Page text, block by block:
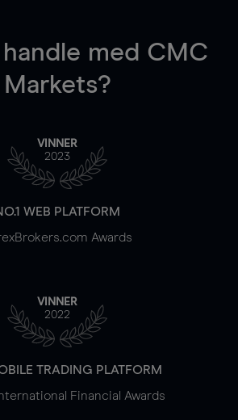
med CMC
Markets?
VINNER
2023
WEB PLATFORM
Awards
VINNER
2022
TRADING PLATFORM
Financial Awards